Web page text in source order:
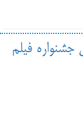
برای مستقل‌ها باز است
فیلم